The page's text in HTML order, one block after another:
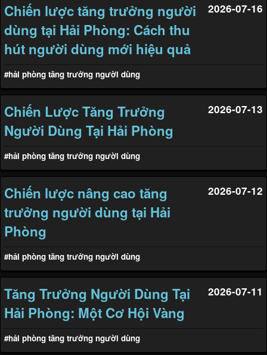
Chiến lược tăng trưởng người
dùng tại Hải Phòng: Cách thu
hút người dùng mới hiệu quả
2026-07-16
#hải phòng tăng trưởng người dùng
Chiến Lược Tăng Trưởng
Người Dùng Tại Hải Phòng
2026-07-13
#hải phòng tăng trưởng người dùng
Chiến lược nâng cao tăng
trưởng người dùng tại Hải
Phòng
2026-07-12
#hải phòng tăng trưởng người dùng
Tăng Trưởng Người Dùng Tại
Hải Phòng: Một Cơ Hội Vàng
2026-07-11
#hải phòng tăng trưởng người dùng